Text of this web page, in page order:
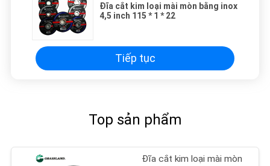
Đĩa cắt kim loại mài mòn bằng inox
4,5 inch 115 * 1 * 22
Tiếp tục
Top sản phẩm
Đĩa cắt kim loại mài mòn